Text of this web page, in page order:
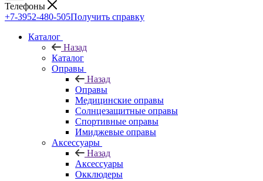
Телефоны
+7-3952-480-505Получить справку
Каталог
Назад
Каталог
Оправы
Назад
Оправы
Медицинские оправы
Солнцезащитные оправы
Спортивные оправы
Имиджевые оправы
Аксессуары
Назад
Аксессуары
Окклюдеры